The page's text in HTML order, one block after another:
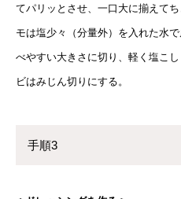
てパリッとさせ、一口大に揃えて
モは塩少々（分量外）を入れた水
べやすい大きさに切り、軽く塩こ
ビはみじん切りにする。
手順3